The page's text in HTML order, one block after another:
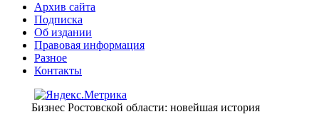
Архив сайта
Подписка
Об издании
Правовая информация
Разное
Контакты
Бизнес Ростовской области: новейшая история